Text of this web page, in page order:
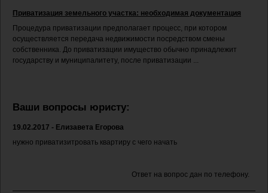
Приватизация земельного участка: необходимая документация
Процедура приватизации предполагает процесс, при котором
осуществляется передача недвижимости посредством смены
собственника. До приватизации имущество обычно принадлежит
государству и муниципалитету, после приватизации ...
Ваши вопросы юристу:
19.02.2017 - Елизавета Егорова
нужно приватизитровать квартиру с чего начать
Ответ на вопрос дан по телефону.